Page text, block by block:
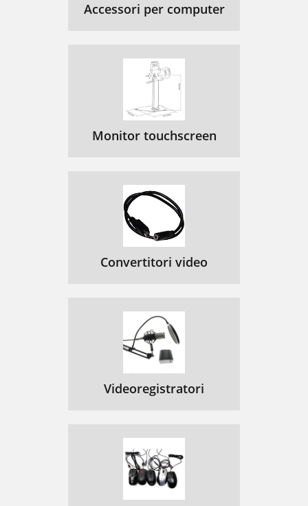
Accessori per computer
Monitor touchscreen
Convertitori video
Videoregistratori